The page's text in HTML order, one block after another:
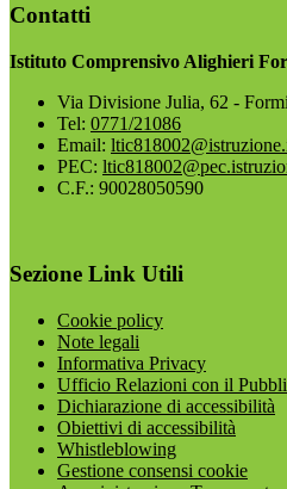
Contatti
Istituto Comprensivo Alighieri
Via Divisione Julia, 62 -
Tel: 0771/21086
Email:
PEC:
C.F.: 90028050590
Sezione Link Utili
Cookie policy
Note legali
Informativa Privacy
Ufficio Relazioni con il
Dichiarazione di accessibilità
Obiettivi di accessibilità
Whistleblowing
Gestione consensi cookie